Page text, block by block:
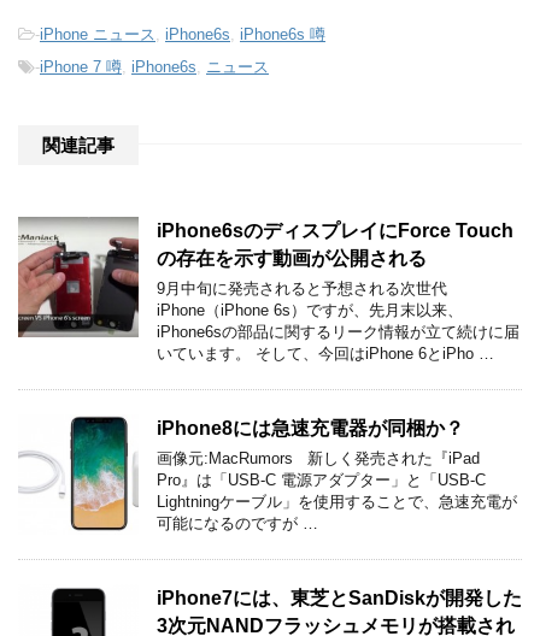
-iPhone ニュース iPhone6s
iPhone6s 噂
-iPhone 7 噂 iPhone6s ニュース
関連記事
iPhone6sのディスプレイにForce Touch
の存在を示す動画が公開される
9月中旬に発売されると予想される次世代
iPhone（iPhone 6s）ですが、先月末以来、
iPhone6sの部品に関するリーク情報が立て続けに届
いています。 そして、今回はiPhone 6とiPho …
iPhone8には急速充電器が同梱か？
画像元:MacRumors 新しく発売された『iPad
Pro』は「USB-C 電源アダプター」と「USB-C
Lightningケーブル」を使用することで、急速充電が
可能になるのですが …
iPhone7には、東芝とSanDiskが開発した
3次元NANDフラッシュメモリが搭載され